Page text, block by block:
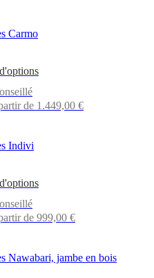
Carmo
de 1.449,00 €
Indivi
de 999,00 €
Nawabari, jambe en bois